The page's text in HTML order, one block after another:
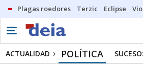
Plagas roedores Terzic Eclipse
ACTUALIDAD POLÍTICA